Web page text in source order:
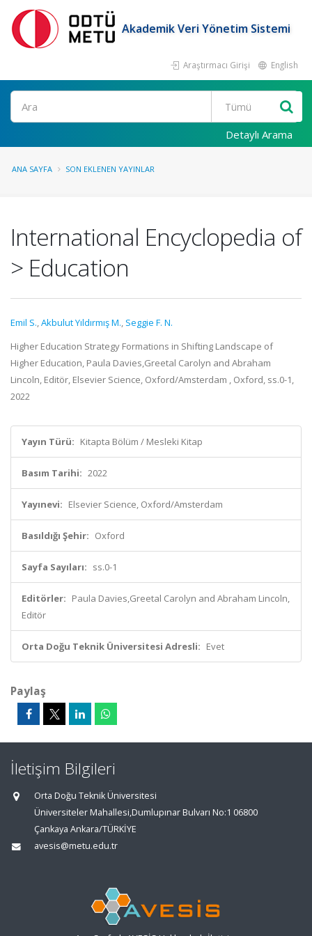
Akademik Veri Yönetim Sistemi
Araştırmacı Girişi English
Ara
Detaylı Arama
ANA SAYFA SON EKLENEN YAYINLAR
International Encyclopedia of
> Education
Emil S.,Akbulut Yıldırmış M., Seggie F. N.
Higher Education Strategy Formations in Shifting Landscape of
Higher Education, Paula Davies,Greetal Carolyn and Abraham
Lincoln, Editör, Elsevier Science, Oxford/Amsterdam , Oxford, ss.0-1,
2022
Yayın Türü: Kitapta Bölüm / Mesleki Kitap
Basım Tarihi: 2022
Yayınevi: Elsevier Science, Oxford/Amsterdam
Basıldığı Şehir: Oxford
Sayfa Sayıları: ss.0-1
Editörler: Paula Davies,Greetal Carolyn and Abraham Lincoln,
Editör
Orta Doğu Teknik Üniversitesi Adresli: Evet
Paylaş
İletişim Bilgileri
Orta Doğu Teknik Üniversitesi
Üniversiteler Mahallesi,Dumlupınar Bulvarı No:1 06800
Çankaya Ankara/TÜRKİYE
avesis@metu.edu.tr